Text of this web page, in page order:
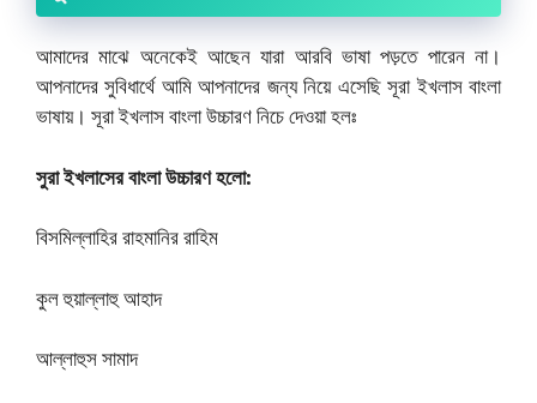
আমাদের মাঝে অনেকেই আছেন যারা আরবি ভাষা পড়তে পারেন না।
আপনাদের সুবিধার্থে আমি আপনাদের জন্য নিয়ে এসেছি সূরা ইখলাস বাংলা
ভাষায়। সূরা ইখলাস বাংলা উচ্চারণ নিচে দেওয়া হলঃ
সুরা ইখলাসের বাংলা উচ্চারণ হলো:
বিসমিল্লাহির রাহমানির রাহিম
কুল হুয়াল্লাহু আহাদ
আল্লাহুস সামাদ